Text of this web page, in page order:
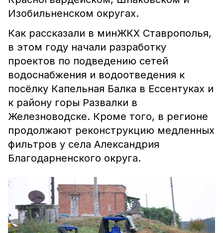
Изобильненском округах.
Как рассказали в минЖКХ Ставрополья,
в этом году начали разработку
проектов по подведению сетей
водоснабжения и водоотведения к
посёлку Капельная Балка в Ессентуках и
к району горы Развалки в
Железноводске. Кроме того, в регионе
продолжают реконструкцию медленных
фильтров у села Александрия
Благодарненского округа.